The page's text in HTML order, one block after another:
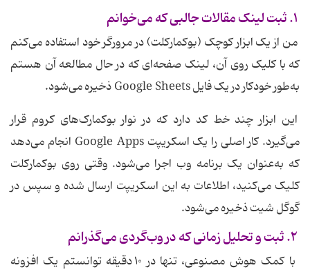
من از یک ابزار کوچک (بوکمارکلت) در مرورگر خود استفاده می‌کنم
که با کلیک روی آن، لینک صفحه‌ای که در حال مطالعه آن هستم
به‌طور خودکار در یک فایل Google Sheets ذخیره می‌شود.
این ابزار چند خط کد دارد که در نوار بوکمارک‌های کروم قرار
می‌گیرد. کار اصلی را یک اسکریپت Google Apps انجام می‌دهد
که به‌عنوان یک برنامه وب اجرا می‌شود. وقتی روی بوکمارکلت
کلیک می‌کنید، اطلاعات به این اسکریپت ارسال شده و سپس در
گوگل شیت ذخیره می‌شود.
۲. ثبت و تحلیل زمانی که در وب‌گردی می‌گذرانم
با کمک هوش مصنوعی، تنها در ۱۰ دقیقه توانستم یک افزونه